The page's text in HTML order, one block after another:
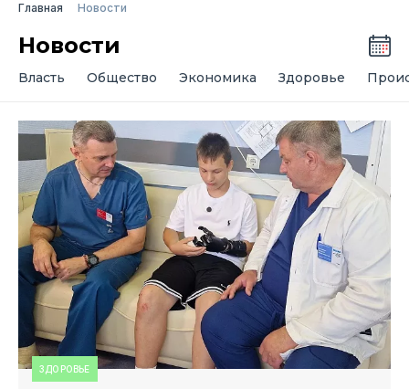
Главная Новости
Новости
Власть Общество Экономика Здоровье
ЗДОРОВЬЕ